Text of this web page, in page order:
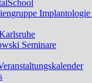
Seminare